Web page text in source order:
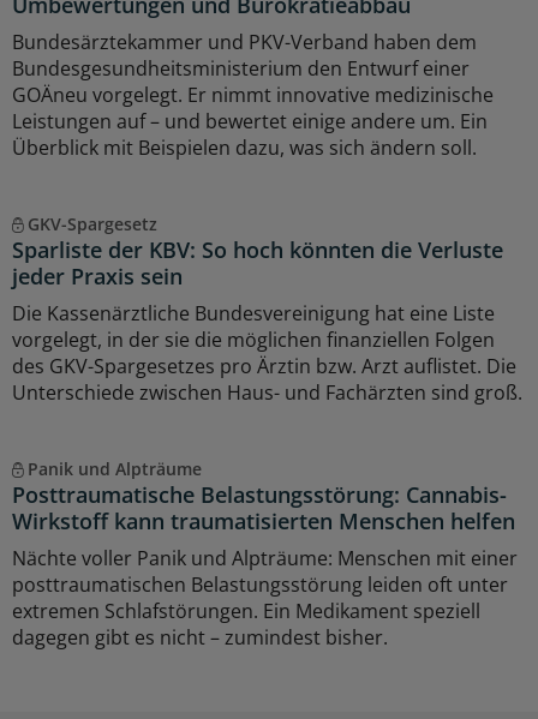
Bundesärztekammer und PKV-Verband haben dem
Bundesgesundheitsministerium den Entwurf einer
GOÄneu vorgelegt. Er nimmt innovative medizinische
Leistungen auf – und bewertet einige andere um. Ein
Überblick mit Beispielen dazu, was sich ändern soll.
GKV-Spargesetz
Sparliste der KBV: So hoch könnten die Verluste
jeder Praxis sein
Die Kassenärztliche Bundesvereinigung hat eine Liste
vorgelegt, in der sie die möglichen finanziellen Folgen
des GKV-Spargesetzes pro Ärztin bzw. Arzt auflistet. Die
Unterschiede zwischen Haus- und Fachärzten sind groß.
Panik und Alpträume
Posttraumatische Belastungsstörung: Cannabis-
Wirkstoff kann traumatisierten Menschen helfen
Nächte voller Panik und Alpträume: Menschen mit einer
posttraumatischen Belastungsstörung leiden oft unter
extremen Schlafstörungen. Ein Medikament speziell
dagegen gibt es nicht – zumindest bisher.